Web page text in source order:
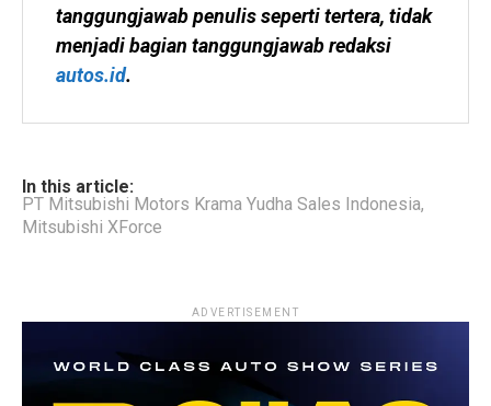
tanggungjawab penulis seperti tertera, tidak
autos.id.
In this article:
PT Mitsubishi Motors Krama Yudha Sales Indonesia,
Mitsubishi XForce
ADVERTISEMENT